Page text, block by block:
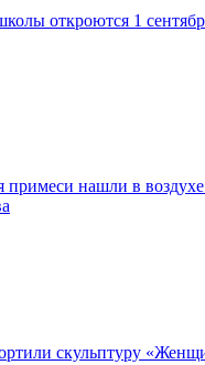
откроются 1
примеси нашли в
скульптуру